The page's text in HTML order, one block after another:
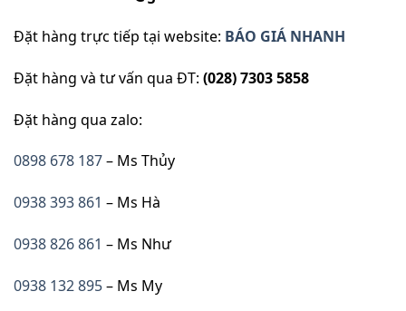
Đặt hàng trực tiếp tại website: BÁO GIÁ NHANH
Đặt hàng và tư vấn qua ĐT: (028) 7303 5858
Đặt hàng qua zalo:
0898 678 187– Ms Thủy
0938 393 861 – Ms Hà
0938 826 861 – Ms Như
0938 132 895– Ms My